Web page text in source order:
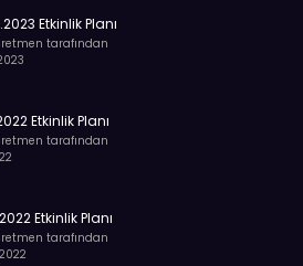
Etkinlik Planı
tarafından
Etkinlik Planı
tarafından
Etkinlik Planı
tarafından